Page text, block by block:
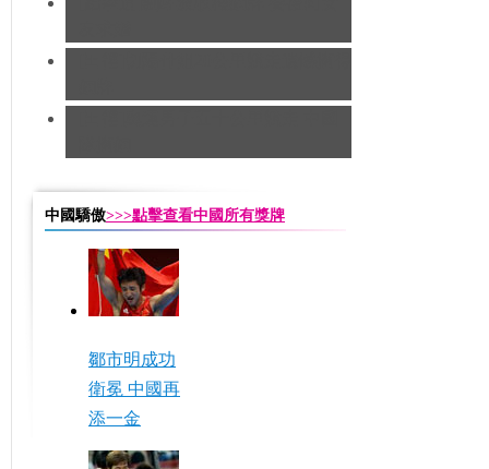
中國驕傲>>>點擊查看中國所有獎牌
鄒市明成功
衛冕 中國再
添一金